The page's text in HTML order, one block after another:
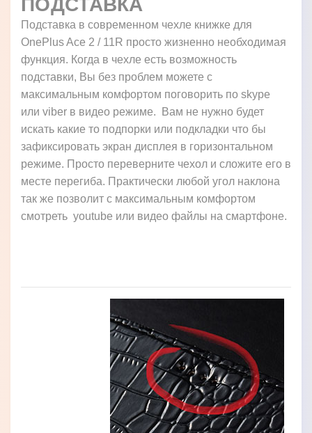
ПОДСТАВКА
Подставка в современном чехле книжке для
OnePlus Ace 2 / 11R просто жизненно необходимая
функция. Когда в чехле есть возможность
подставки, Вы без проблем можете с
максимальным комфортом поговорить по skype
или viber в видео режиме. Вам не нужно будет
искать какие то подпорки или подкладки что бы
зафиксировать экран дисплея в горизонтальном
режиме. Просто переверните чехол и сложите его в
месте перегиба. Практически любой угол наклона
так же позволит с максимальным комфортом
смотреть youtube или видео файлы на смартфоне.